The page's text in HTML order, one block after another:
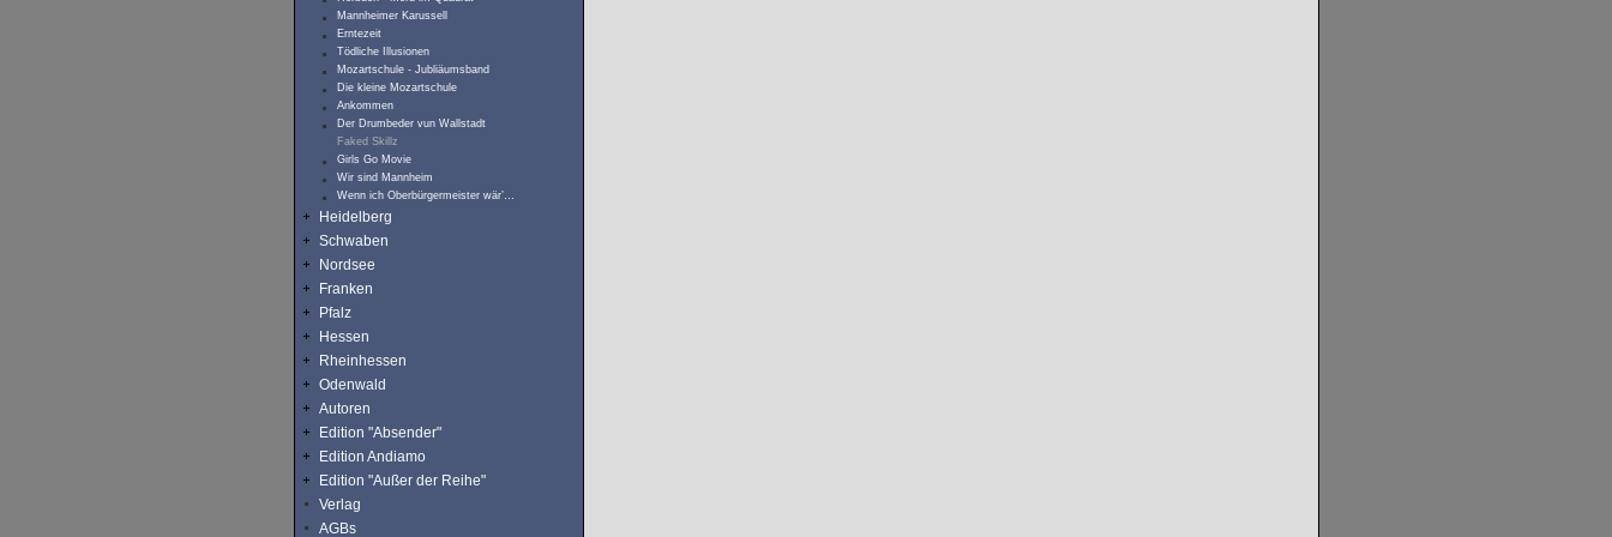
Mannheimer Karussell
Erntezeit
Tödliche Illusionen
Mozartschule - Jubliäumsband
Die kleine Mozartschule
Ankommen
Der Drumbeder vun Wallstadt
Faked Skillz
Girls Go Movie
Wir sind Mannheim
Wenn ich Oberbürgermeister wär’…
Heidelberg
Schwaben
Nordsee
Franken
Pfalz
Hessen
Rheinhessen
Odenwald
Autoren
Edition "Absender"
Edition Andiamo
Edition "Außer der Reihe"
Verlag
AGBs